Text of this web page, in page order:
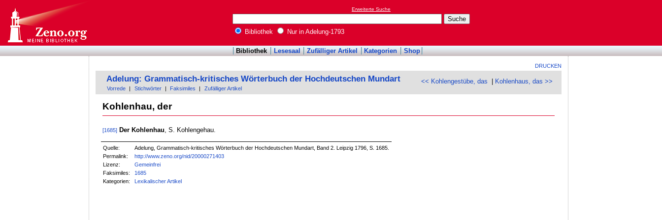
Erweiterte Suche
Bibliothek Nur in Adelung-1793
Bibliothek Lesesaal Zufälliger Artikel Kategorien Shop
DRUCKEN
<< Kohlengestübe, das Kohlenhaus, das >>
Adelung: Grammatisch-kritisches Wörterbuch der Hochdeutschen Mundart
Vorrede Stichwörter Faksimiles Zufälliger Artikel
Kohlenhau, der
[1685] Der Kohlenhau , S. Kohlengehau.
Quelle:
Adelung, Grammatisch-kritisches Wörterbuch der Hochdeutschen Mundart, Band 2. Leipzig 1796, S. 1685.
Permalink:
http://www.zeno.org/nid/20000271403
Lizenz:
Gemeinfrei
Faksimiles:
1685
Kategorien:
Lexikalischer Artikel